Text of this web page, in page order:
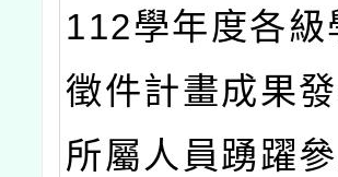
112學年度各
徵件計畫成果
所屬人員踴躍